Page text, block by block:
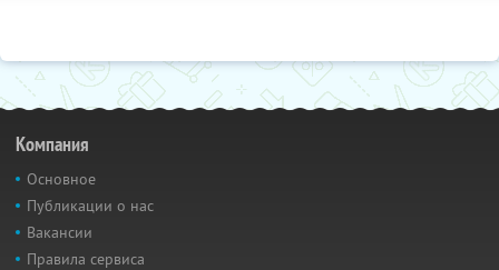
Компания
Основное
Публикации о нас
Вакансии
Правила сервиса